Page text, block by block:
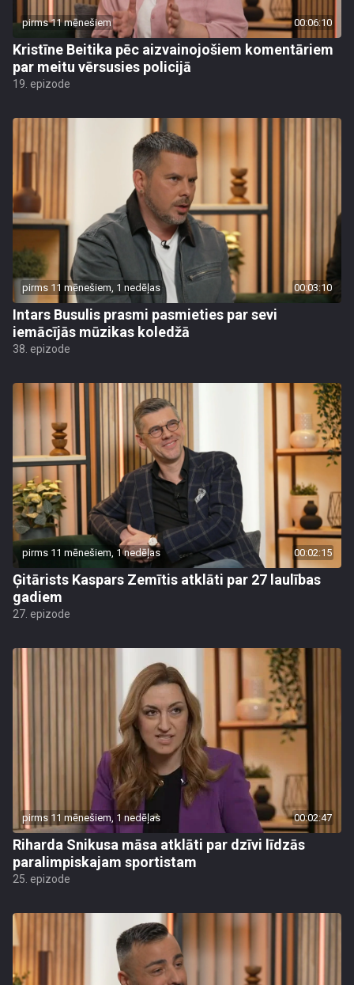
pirms 11 mēnešiem 00:06:10
Kristīne Beitika pēc aizvainojošiem komentāriem
par meitu vērsusies policijā
19. epizode
pirms 11 mēnešiem, 1 nedēļas 00:03:10
Intars Busulis prasmi pasmieties par sevi
iemācījās mūzikas koledžā
38. epizode
pirms 11 mēnešiem, 1 nedēļas 00:02:15
Ģitārists Kaspars Zemītis atklāti par 27 laulības
gadiem
27. epizode
pirms 11 mēnešiem, 1 nedēļas 00:02:47
Riharda Snikusa māsa atklāti par dzīvi līdzās
paralimpiskajam sportistam
25. epizode